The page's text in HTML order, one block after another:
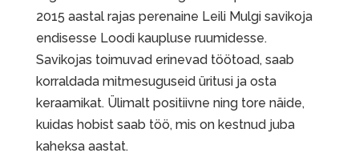
2015 aastal rajas perenaine Leili Mulgi savikoja
endisesse Loodi kaupluse ruumidesse.
Savikojas toimuvad erinevad töötoad, saab
korraldada mitmesuguseid üritusi ja osta
keraamikat. Ülimalt positiivne ning tore näide,
kuidas hobist saab töö, mis on kestnud juba
kaheksa aastat.